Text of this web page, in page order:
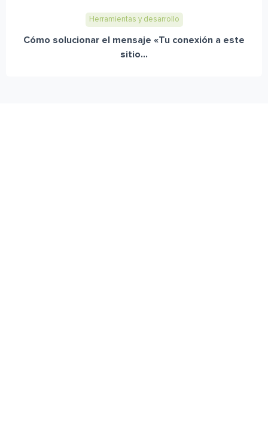
Herramientas y desarrollo
Cómo solucionar el mensaje «Tu conexión a este
sitio...